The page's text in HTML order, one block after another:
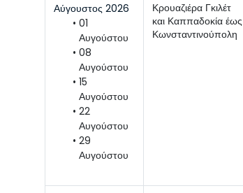
Αύγουστος 2026
01
Αυγούστου
08
Αυγούστου
15
Αυγούστου
22
Αυγούστου
29
Αυγούστου
Κρουαζιέρα Γκιλέτ
και Καππαδοκία έως
Κωνσταντινούπολη